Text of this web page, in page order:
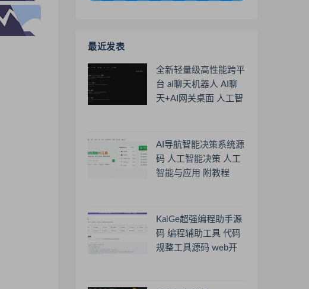
最近发表
全新轻量级高性能跨平
台 ai聊天机器人 AI聊
天+AI网关桌面 人工智
AI导航智能决策系统源
码 人工智能决策 人工
智能与应用 附教程
KaiGe超强编程助手源
码 编程辅助工具 代码
规整工具源码 web开